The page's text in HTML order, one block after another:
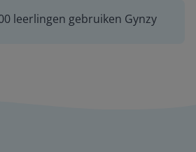
leerlingen gebruiken Gynzy